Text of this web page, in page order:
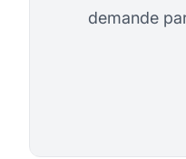
demande